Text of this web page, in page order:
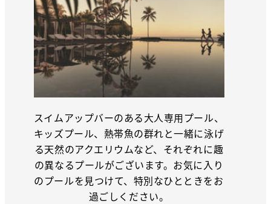
スイムアップバーのある大人専用プール、
キッズプール、熱帯魚の群れと一緒に泳げ
る天然のアクエリウムなど、それぞれに趣
の異なるプールがございます。お気に入り
のプールを見つけて、特別なひとときをお
過ごしください。